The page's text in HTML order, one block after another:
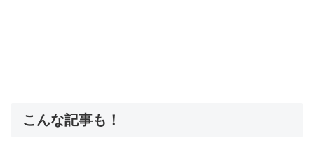
こんな記事も！